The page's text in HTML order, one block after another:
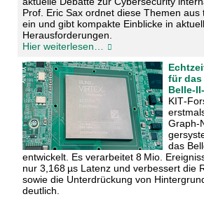
Prof. Eric Sax ordnet diese Themen aus
ein und gibt kompakte Einblicke in
Herausforderungen.
Hier weiterlesen…
für das
das
entwickelt. Es verarbeitet 8 Mio.
nur 3,168 µs Latenz und verbessert die
sowie die Unterdrückung von
deutlich.